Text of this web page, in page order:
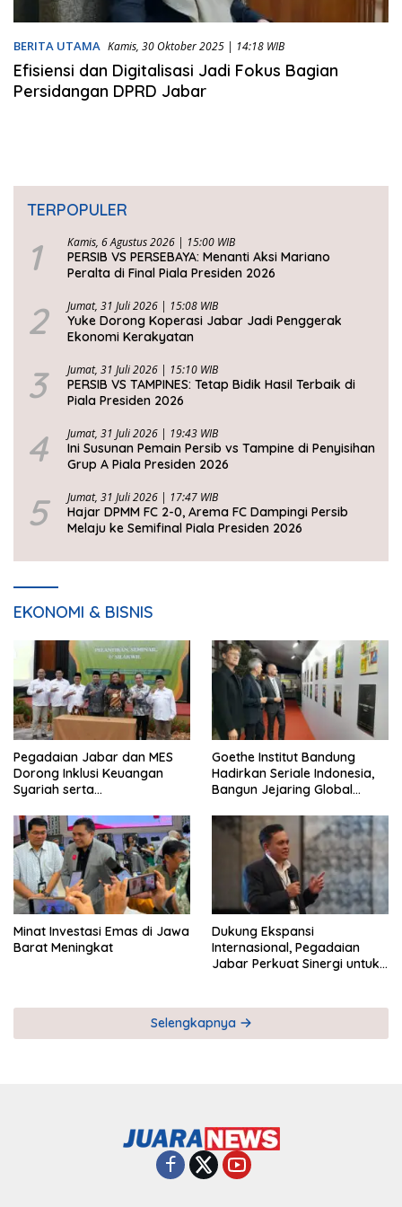
BERITA UTAMA Kamis, 30 Oktober 2025 | 14:18 WIB
Efisiensi dan Digitalisasi Jadi Fokus Bagian
Persidangan DPRD Jabar
TERPOPULER
1 Kamis, 6 Agustus 2026 | 15:00 WIB
PERSIB VS PERSEBAYA: Menanti Aksi Mariano
Peralta di Final Piala Presiden 2026
2 Jumat, 31 Juli 2026 | 15:08 WIB
Yuke Dorong Koperasi Jabar Jadi Penggerak
Ekonomi Kerakyatan
3 Jumat, 31 Juli 2026 | 15:10 WIB
PERSIB VS TAMPINES: Tetap Bidik Hasil Terbaik di
Piala Presiden 2026
4 Jumat, 31 Juli 2026 | 19:43 WIB
Ini Susunan Pemain Persib vs Tampine di Penyisihan
Grup A Piala Presiden 2026
5 Jumat, 31 Juli 2026 | 17:47 WIB
Hajar DPMM FC 2-0, Arema FC Dampingi Persib
Melaju ke Semifinal Piala Presiden 2026
EKONOMI & BISNIS
Pegadaian Jabar dan MES
Dorong Inklusi Keuangan
Syariah serta
Goethe Institut Bandung
Hadirkan Seriale Indonesia,
Bangun Jejaring Global
Minat Investasi Emas di Jawa
Barat Meningkat
Dukung Ekspansi
Internasional, Pegadaian
Jabar Perkuat Sinergi untuk
Selengkapnya